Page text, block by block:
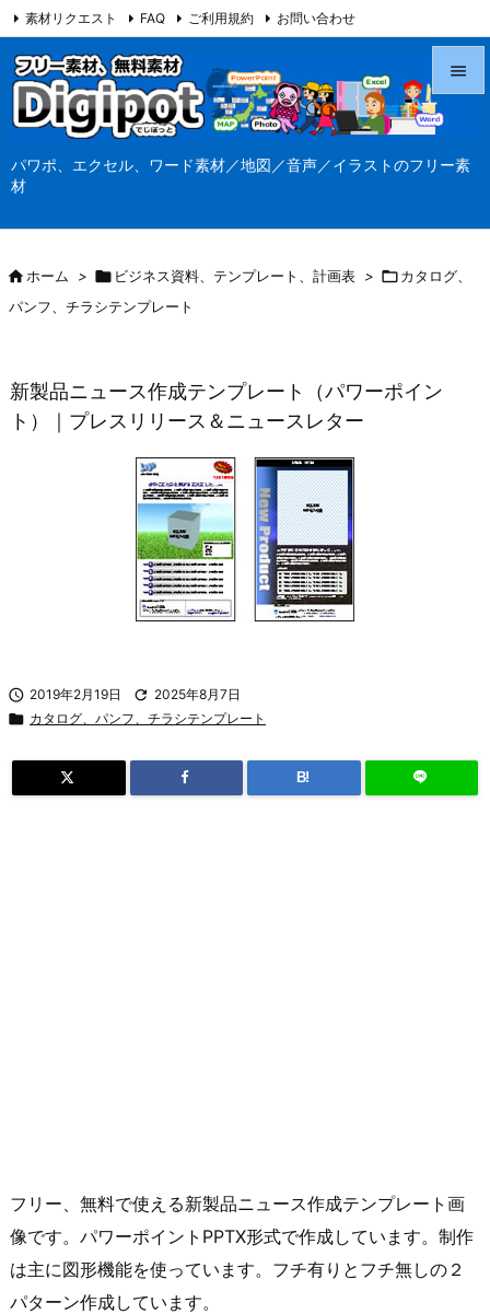
パワポ、エクセル、ワード素材／地図／音声／イラストのフリー素
材




素材リクエスト FAQ ご利用規約 お問い合わせ
当サイト（Digipot.net）について
ホーム >  ビジネス資料、テンプレート、計画表 > カタログ、
パンフ、チラシテンプレート
新製品ニュース作成テンプレート（パワーポイン
ト）｜プレスリリース＆ニュースレター
 2019年2月19日  2025年8月7日
 カタログ、パンフ、チラシテンプレート
B!
フリー、無料で使える新製品ニュース作成テンプレート画
像です。パワーポイントPPTX形式で作成しています。制作
は主に図形機能を使っています。フチ有りとフチ無しの２
パターン作成しています。